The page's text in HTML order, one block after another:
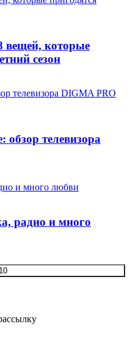
вещей, которые
сезон
обзор телевизора
радио и много